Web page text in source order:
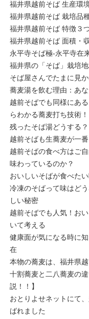
福井県越前そば 生産環
福井県越前そば 栽培品
福井県越前そば 特徴３
福井県越前そば 面積・
永平寺そば極-永平寺在
福井県の「そば」栽培
そば屋さんでたまに見
蕎麦湯を飲む理由：あ
越前そばでも同様にあ
らわかる蕎麦打ち技術！
残ったそば湯どうする
越前そばも生蕎麦が一
越前そばの食べ方はご
味わっているのか？
おいしいそばが食べた
冷凍のそばって味はど
しい秘密
越前そばでも人気！お
いて考える
健康面が気になる時に
在
本物の蕎麦は、福井県
十割蕎麦と二八蕎麦の
説！！】
おとりよせネットにて
ばれました